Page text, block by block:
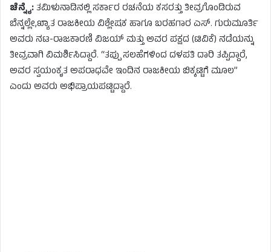
ಚೆನ್ನೈ:ತಮಿಳುನಾಡಿನಲ್ಲಿ ಸರ್ಕಾರ ರಚನೆಯ ಕಸರತ್ತು ತೀವ್ರಗೊಂಡಿರುವ
ಬೆನ್ನಲ್ಲೇ,ಖ್ಯಾತ ರಾಜಕೀಯ ವಿಶ್ಲೇಷಕ ಹಾಗೂ ಬರಹಗಾರ ಎಸ್. ಗುರುಮೂರ್ತಿ
ಅವರು ನಟ-ರಾಜಕಾರಣಿ ವಿಜಯ್ ಮತ್ತು ಅವರ ಪಕ್ಷದ (ಟಿವಿಕೆ) ನಡೆಯನ್ನು
ತೀವ್ರವಾಗಿ ವಿಮರ್ಶಿಸಿದ್ದಾರೆ. “ತಪ್ಪು ಸಲಹೆಗಳಿಂದ ದಳಪತಿ ದಾರಿ ತಪ್ಪಿದ್ದಾರೆ,
ಅವರ ಸ್ವಯಂಕೃತ ಅಪರಾಧವೇ ಇಂದಿನ ರಾಜಕೀಯ ಬಿಕ್ಕಟ್ಟಿಗೆ ಮೂಲ”
ಎಂದು ಅವರು ಅಭಿಪ್ರಾಯಪಟ್ಟಿದ್ದಾರೆ.